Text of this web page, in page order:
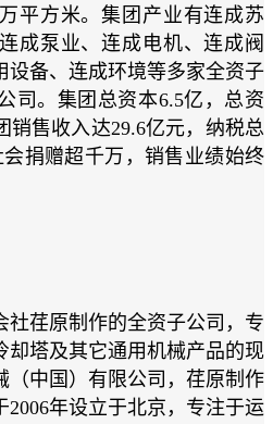
平方米。集团产业有连成苏
成泵业、连成电机、连成阀
设备、连成环境等多家全资子
司。集团总资本6.5亿，总资
销售收入达29.6亿元，纳税总
捐赠超千万，销售业绩始终
社荏原制作的全资子公司，专
却塔及其它通用机械产品的现
（中国）有限公司，荏原制作
年设立于北京，专注于运